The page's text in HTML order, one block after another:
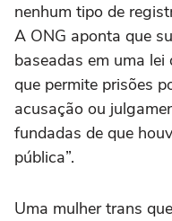
nenhum tipo de
A ONG aponta que
baseadas em uma
que permite prisões
acusação ou
fundadas de que
pública”.
Uma mulher trans